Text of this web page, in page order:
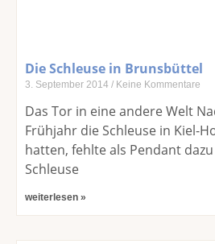
Die Schleuse in Brunsbüttel
3. September 2014 Keine Kommentare
Das Tor in eine andere Welt
Frühjahr die Schleuse in Kiel-
hatten, fehlte als Pendant
Schleuse
weiterlesen »